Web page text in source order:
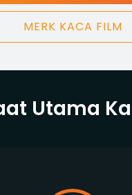
MERK KACA FILM
Utama